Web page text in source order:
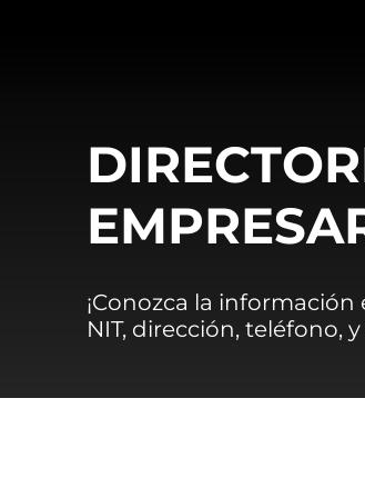
¡Conozca la
NIT, dirección, teléfono,